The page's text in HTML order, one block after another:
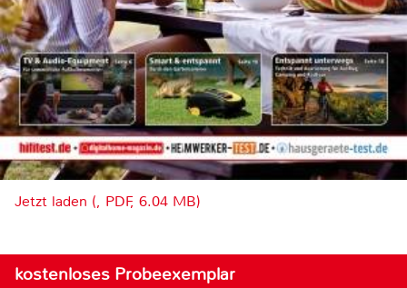
Jetzt laden (, PDF, 6.04 MB)
kostenloses Probeexemplar